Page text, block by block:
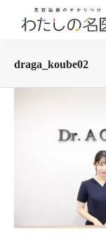
draga_koube02